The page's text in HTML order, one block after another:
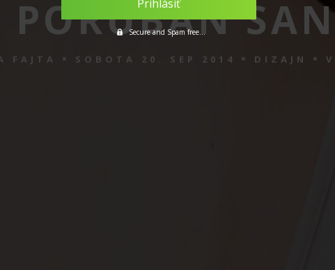
FAJTA SOBOTA 20. SEP 2014 DIZAJN
Secure and Spam free...